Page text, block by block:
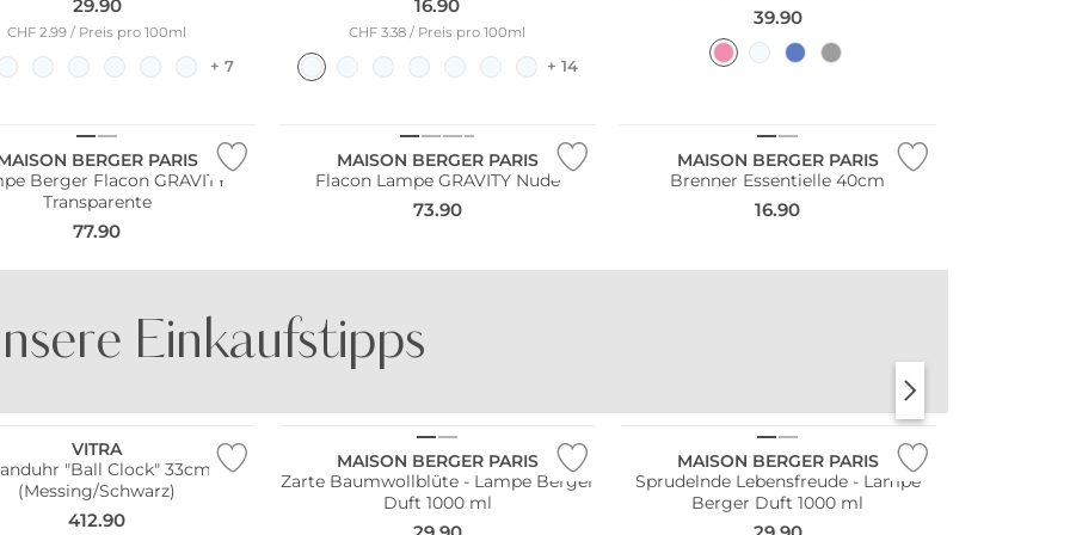
29.90
CHF 2.99 / Preis pro 100ml
+ 7
16.90
CHF 3.38 / Preis pro 100ml
+ 14
39.90
BERGER PARIS
Berger Flacon GRAVITY
Transparente
77.90
MAISON BERGER PARIS
Flacon Lampe GRAVITY Nude
73.90
MAISON BERGER PARIS
Brenner Essentielle 40cm
16.90
Einkaufstipps
BE FAMOUS DOCK AND BAY STANLEY KKNEKKI
VITRA
"Ball Clock" 33cm
(Messing/Schwarz)
412.90
MAISON BERGER PARIS
Zarte Baumwollblüte - Lampe Berger
Duft 1000 ml
MAISON BERGER PARIS
Sprudelnde Lebensfreude - Lampe
Berger Duft 1000 ml